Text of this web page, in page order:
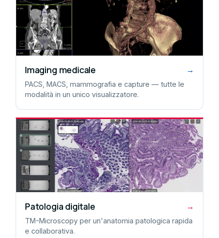
Imaging medicale →
PACS, MACS, mammografia e capture — tutte le
modalità in un unico visualizzatore.
Patologia digitale →
TM-Microscopy per un'anatomia patologica rapida
e collaborativa.